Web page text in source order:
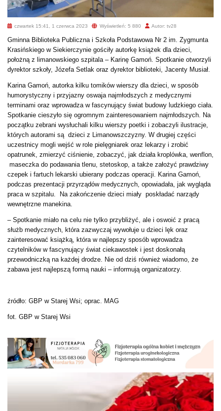
czwartek 15:41, 1 czerwca 2023 Wyświetleń: 5 880 Autor: tv28
Gminna Biblioteka Publiczna i Szkoła Podstawowa Nr 2 im. Zygmunta
Krasińskiego w Siekierczynie gościły autorkę książek dla dzieci,
położną z limanowskiego szpitala – Karinę Gamoń. Spotkanie otworzyli
dyrektor szkoły, Józefa Setlak oraz dyrektor biblioteki, Jacenty Musiał.
Karina Gamoń, autorka kilku tomików wierszy dla dzieci, w sposób
humorystyczny i przyjazny oswaja najmłodszych z medycznymi
terminami oraz wprowadza w fascynujący świat budowy ludzkiego ciała.
Spotkanie cieszyło się ogromnym zainteresowaniem najmłodszych. Na
początku zebrani wysłuchali kilku wierszy poetki i zobaczyli ilustracje,
których autorami są dzieci z Limanowszczyzny. W drugiej części
uczestnicy mogli wejść w role pielęgniarek oraz lekarzy i zrobić
opatrunek, zmierzyć ciśnienie, zobaczyć, jak działa kroplówka, wenflon,
maseczka do podawania tlenu, stetoskop, a także założyć prawdziwy
czepek i fartuch lekarski ubierany podczas operacji. Karina Gamoń,
podczas prezentacji przyrządów medycznych, opowiadała, jak wygląda
praca w szpitalu. Na zakończenie dzieci miały poskładać narządy
wewnętrzne manekina.
– Spotkanie miało na celu nie tylko przybliżyć, ale i oswoić z pracą
służb medycznych, która zazwyczaj wywołuje u dzieci lęk oraz
zainteresować książką, która w najlepszy sposób wprowadza
czytelników w fascynujący świat ciekawostek i jest doskonałą
przewodniczką na każdej drodze. Nie od dziś również wiadomo, że
zabawa jest najlepszą formą nauki – informują organizatorzy.
źródło: GBP w Starej Wsi; oprac. MAG
fot. GBP w Starej Wsi